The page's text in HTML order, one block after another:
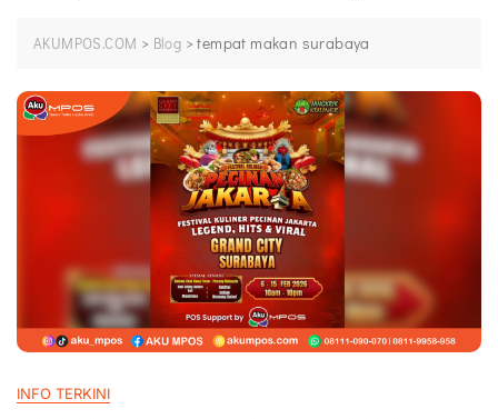
AKUMPOS.COM > Blog >tempat makan surabaya
INFO TERKINI